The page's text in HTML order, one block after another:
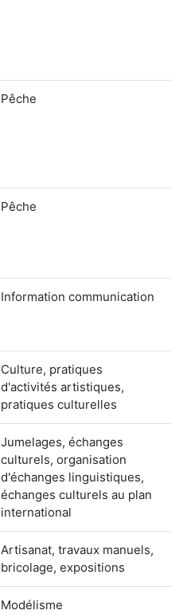
Pêche
Pêche
Information communication
Culture, pratiques
d'activités artistiques,
pratiques culturelles
Jumelages, échanges
culturels, organisation
d'échanges linguistiques,
échanges culturels au plan
international
Artisanat, travaux manuels,
bricolage, expositions
Modélisme